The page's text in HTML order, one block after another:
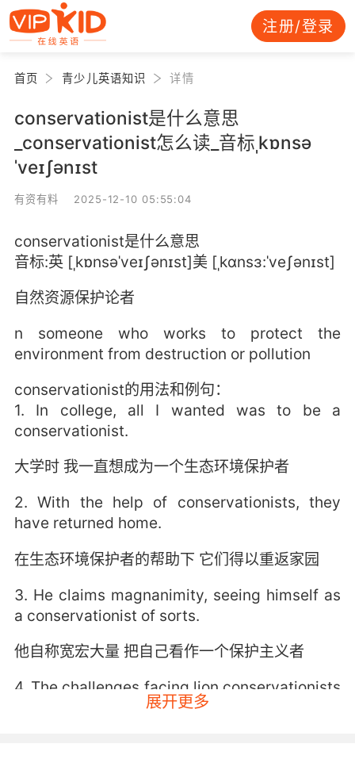
注册/登录
首页 青少儿英语知识 详情
conservationist是什么意思
_conservationist怎么读_音标ˌkɒnsə
ˈveɪʃənɪst
有资有料 2025-12-10 05:55:04
conservationist是什么意思
音标:英 [ˌkɒnsəˈveɪʃənɪst]美 [ˌkɑnsɜ:ˈveʃənɪst]
自然资源保护论者
n someone who works to protect the
environment from destruction or pollution
conservationist的用法和例句：
1. In college, all I wanted was to be a
conservationist.
大学时 我一直想成为一个生态环境保护者
2. With the help of conservationists, they
have returned home.
在生态环境保护者的帮助下 它们得以重返家园
3. He claims magnanimity, seeing himself as
a conservationist of sorts.
他自称宽宏大量 把自己看作一个保护主义者
4. The challenges facing lion conservationists
展开更多